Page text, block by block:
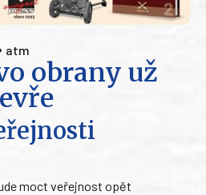
atm
obrany už
moct veřejnost opět